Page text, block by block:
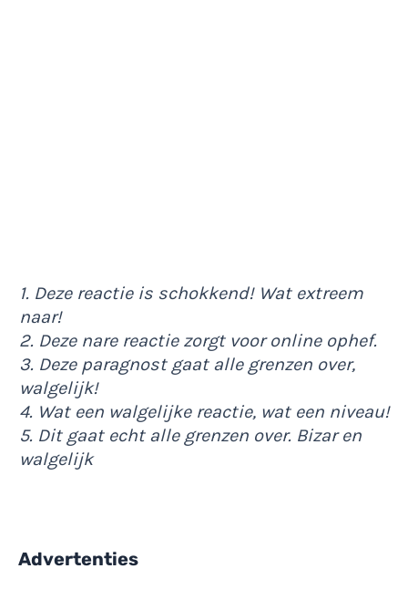
1. Deze reactie is schokkend! Wat extreem
naar!
2. Deze nare reactie zorgt voor online ophef.
3. Deze paragnost gaat alle grenzen over,
walgelijk!
4. Wat een walgelijke reactie, wat een niveau!
5. Dit gaat echt alle grenzen over. Bizar en
walgelijk
Advertenties